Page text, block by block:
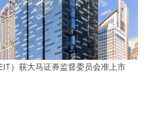
）获大马证券监督委员会准上市